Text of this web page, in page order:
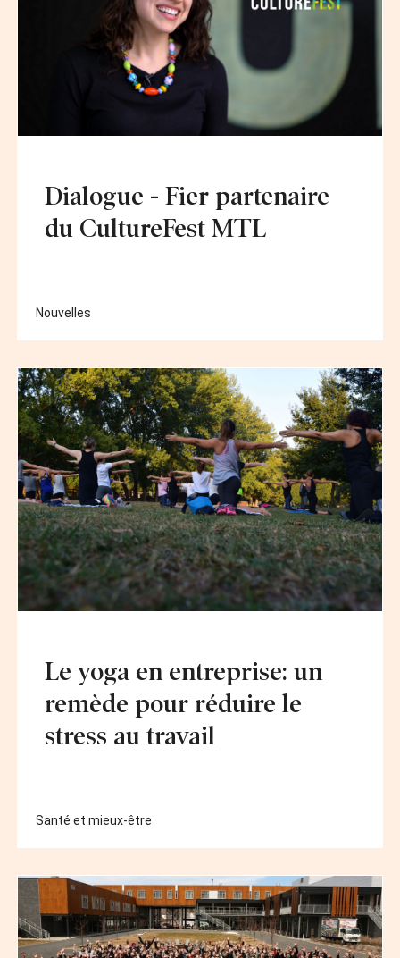
Dialogue - Fier partenaire
du CultureFest MTL
Nouvelles
Le yoga en entreprise: un
remède pour réduire le
stress au travail
Santé et mieux-être